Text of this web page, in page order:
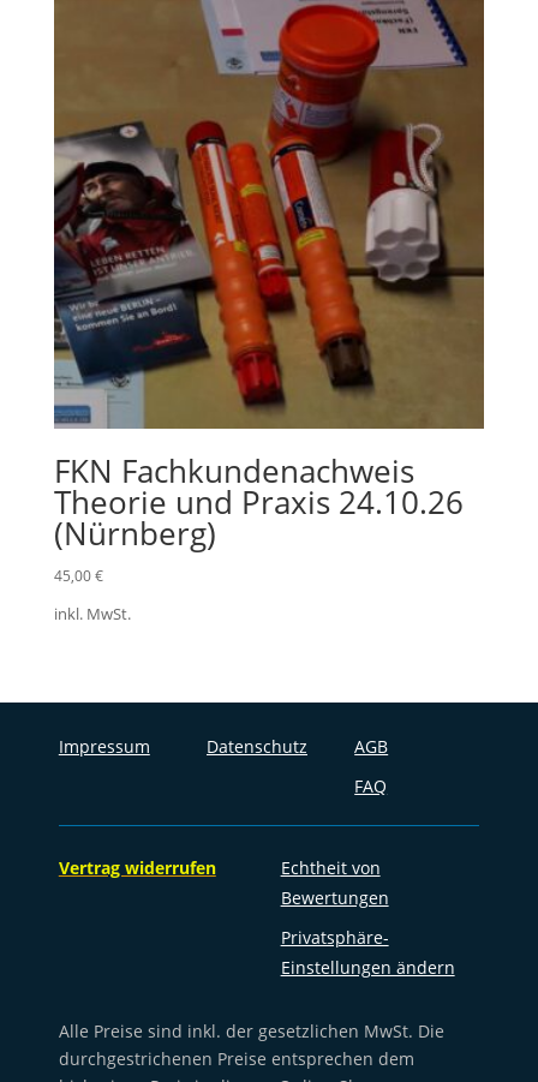
FKN Fachkundenachweis
Theorie und Praxis 24.10.26
(Nürnberg)
45,00€
inkl. MwSt.
Impressum Datenschutz
AGB
FAQ
Vertrag widerrufen
Echtheit von
Bewertungen
Privatsphäre-
Einstellungen ändern
Alle Preise sind inkl. der gesetzlichen MwSt. Die
durchgestrichenen Preise entsprechen dem